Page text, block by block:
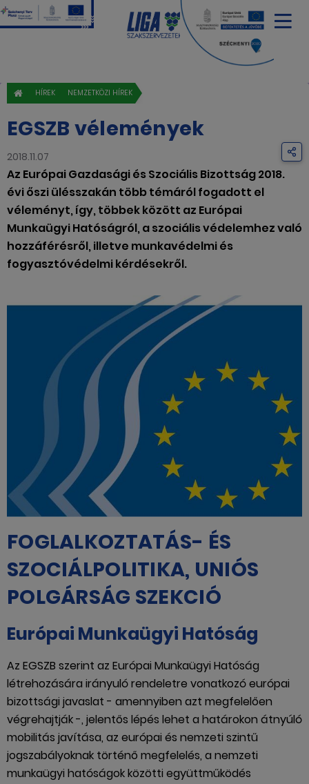
HÍREK NEMZETKÖZI HÍREK
EGSZB vélemények
2018.11.07
Az Európai Gazdasági és Szociális Bizottság 2018.
évi őszi ülésszakán több témáról fogadott el
véleményt, így, többek között az Európai
Munkaügyi Hatóságról, a szociális védelemhez való
hozzáférésről, illetve munkavédelmi és
fogyasztóvédelmi kérdésekről.
FOGLALKOZTATÁS- ÉS
SZOCIÁLPOLITIKA, UNIÓS
POLGÁRSÁG SZEKCIÓ
Európai Munkaügyi Hatóság
Az EGSZB szerint az Európai Munkaügyi Hatóság
létrehozására irányuló rendeletre vonatkozó európai
bizottsági javaslat - amennyiben azt megfelelően
végrehajtják -, jelentős lépés lehet a határokon átnyúló
mobilitás javítása, az európai és nemzeti szintű
jogszabályoknak történő megfelelés, a nemzeti
munkaügyi hatóságok közötti együttműködés